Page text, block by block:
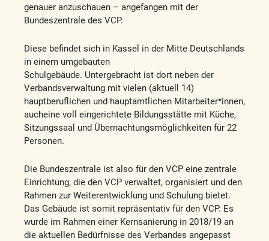
genauer anzuschauen – angefangen mit der
Bundeszentrale des VCP.
Diese befindet sich in Kassel in der Mitte Deutschlands
in einem umgebauten
Schulgebäude. Untergebracht ist dort neben der
Verbandsverwaltung mit vielen (aktuell 14)
hauptberuflichen und hauptamtlichen Mitarbeiter*innen,
aucheine voll eingerichtete Bildungsstätte mit Küche,
Sitzungssaal und Übernachtungsmöglichkeiten für 22
Personen.
Die Bundeszentrale ist also für den VCP eine zentrale
Einrichtung, die den VCP verwaltet, organisiert und den
Rahmen zur Weiterentwicklung und Schulung bietet.
Das Gebäude ist somit repräsentativ für den VCP. Es
wurde im Rahmen einer Kernsanierung in 2018/19 an
die aktuellen Bedürfnisse des Verbandes angepasst